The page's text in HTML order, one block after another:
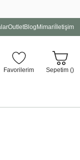
OutletBlog Mimari İletişim
Favorilerim Sepetim ()